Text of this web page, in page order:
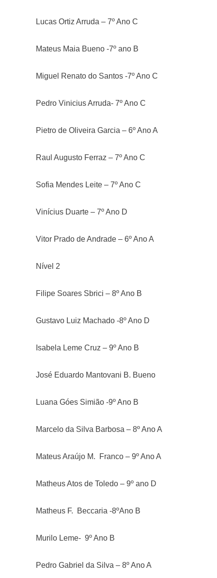
Lucas Ortiz Arruda – 7º Ano C
Mateus Maia Bueno -7º ano B
Miguel Renato do Santos -7º Ano C
Pedro Vinicius Arruda- 7º Ano C
Pietro de Oliveira Garcia – 6º Ano A
Raul Augusto Ferraz – 7º Ano C
Sofia Mendes Leite – 7º Ano C
Vinícius Duarte – 7º Ano D
Vitor Prado de Andrade – 6º Ano A
Nível 2
Filipe Soares Sbrici – 8º Ano B
Gustavo Luiz Machado -8º Ano D
Isabela Leme Cruz – 9º Ano B
José Eduardo Mantovani B. Bueno
Luana Góes Simião -9º Ano B
Marcelo da Silva Barbosa – 8º Ano A
Mateus Araújo M. Franco – 9º Ano A
Matheus Atos de Toledo – 9º ano D
Matheus F. Beccaria -8ºAno B
Murilo Leme- 9º Ano B
Pedro Gabriel da Silva – 8º Ano A